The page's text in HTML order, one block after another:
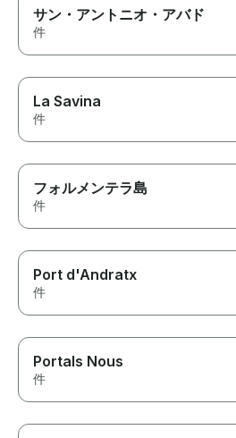
サン・アントニオ・アバド
件
La Savina
件
フォルメンテラ島
件
Port d'Andratx
件
Portals Nous
件